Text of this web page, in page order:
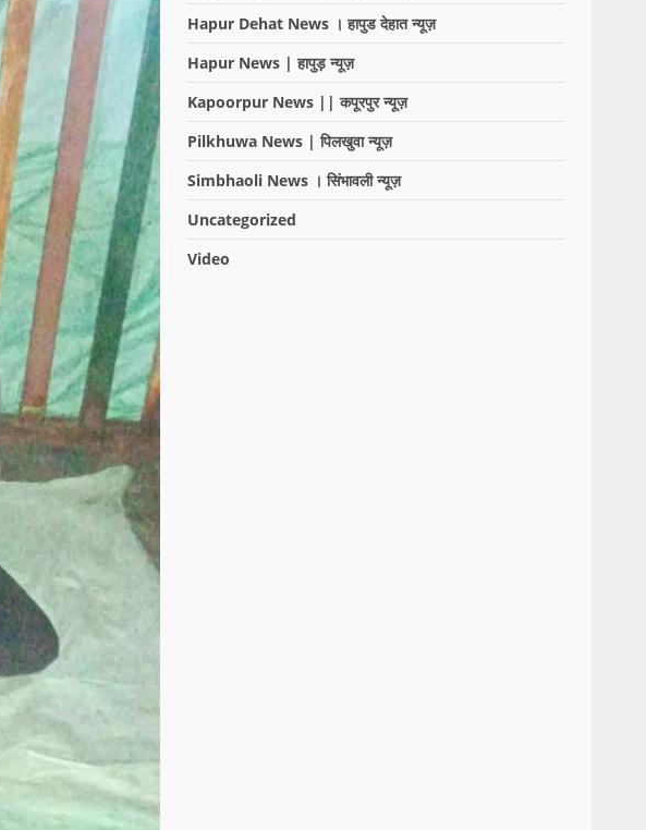
Hapur Dehat News । हापुड देहात न्यूज़
Hapur News | हापुड़ न्यूज़
Kapoorpur News || कपूरपुर न्यूज़
Pilkhuwa News | पिलखुवा न्यूज़
Simbhaoli News । सिंभावली न्यूज़
Uncategorized
Video